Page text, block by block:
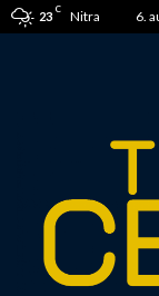
23 C Nitra 6.
ožili